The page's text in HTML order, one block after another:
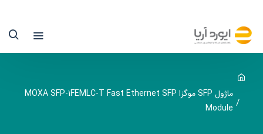
SFP
موگزا
MOXA
SFP-
ماژول SFP موگزا MOXA SFP-1FEMLC-T Fast Ethernet SFP
Module